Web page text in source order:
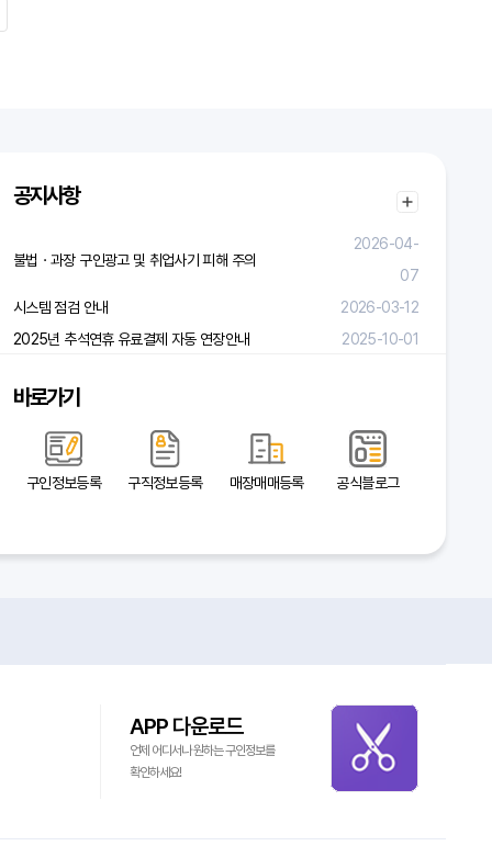
공지사항
불법ㆍ과장 구인광고 및 취업사기 피해 주의
2026-04-
07
시스템 점검 안내
2026-03-12
2025년 추석연휴 유료결제 자동 연장안내
2025-10-01
바로가기
구인정보등록 구직정보등록 매장매매등록 공식블로그
APP 다운로드
언제 어디서나 원하는 구인정보를
확인하세요!